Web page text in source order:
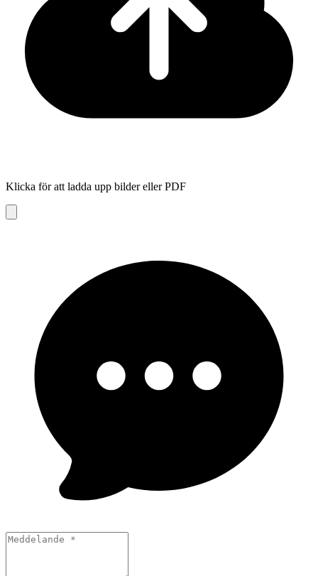
Klicka för att ladda upp bilder eller PDF